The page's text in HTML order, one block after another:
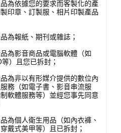
品為依據您的要求而客製化的產
印章、訂製服、相片印製產品
品為報紙、期刊或雜誌；
品為影音商品或電腦軟體（如
等）且您已拆封；
品為非以有形媒介提供的數位內
務（如電子書、影音串流服
軟體服務等）並經您事先同意
品為個人衛生用品（如內衣褲、
戴式美甲等）且已拆封；